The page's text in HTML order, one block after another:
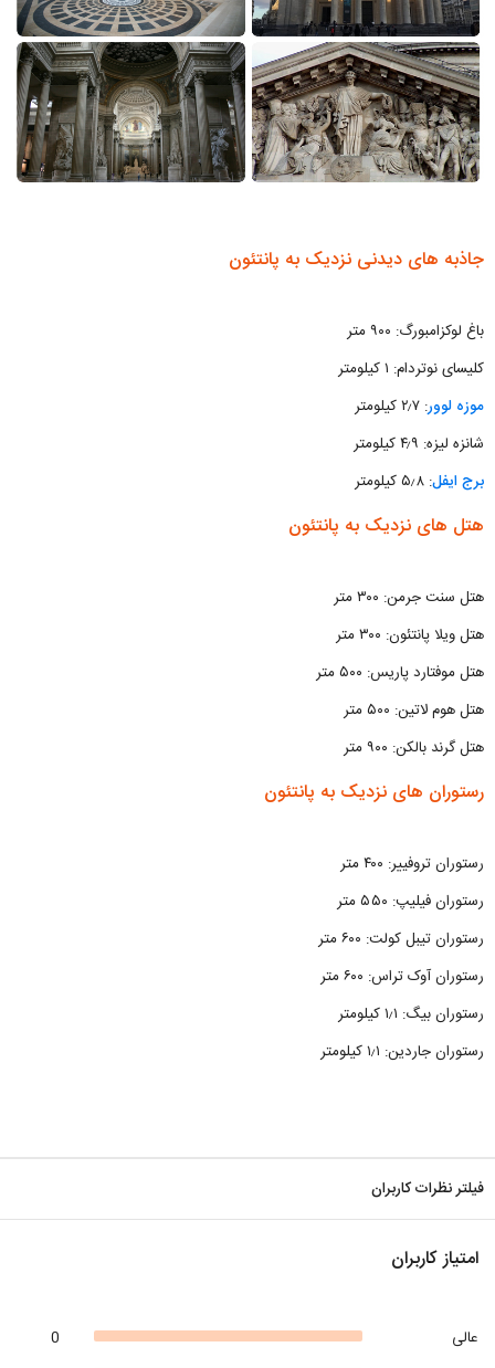
جاذبه های دیدنی نزدیک به پانتئون
باغ لوکزامبورگ: ۹۰۰ متر
کلیسای نوتردام: ۱ کیلومتر
موزه لوور: ۲٫۷ کیلومتر
شانزه لیزه: ۴٫۹ کیلومتر
برج ایفل: ۵٫۸ کیلومتر
هتل های نزدیک به پانتئون
هتل سنت جرمن: ۳۰۰ متر
هتل ویلا پانتئون: ۳۰۰ متر
هتل موفتارد پاریس: ۵۰۰ متر
هتل هوم لاتین: ۵۰۰ متر
هتل گرند بالکن: ۹۰۰ متر
رستوران های نزدیک به پانتئون
رستوران تروفییر: ۴۰۰ متر
رستوران فیلیپ: ۵۵۰ متر
رستوران تیبل کولت: ۶۰۰ متر
رستوران آوک تراس: ۶۰۰ متر
رستوران بیگ: ۱٫۱ کیلومتر
رستوران جاردین: ۱٫۱ کیلومتر
فیلتر نظرات کاربران
امتیاز کاربران
0
عالی